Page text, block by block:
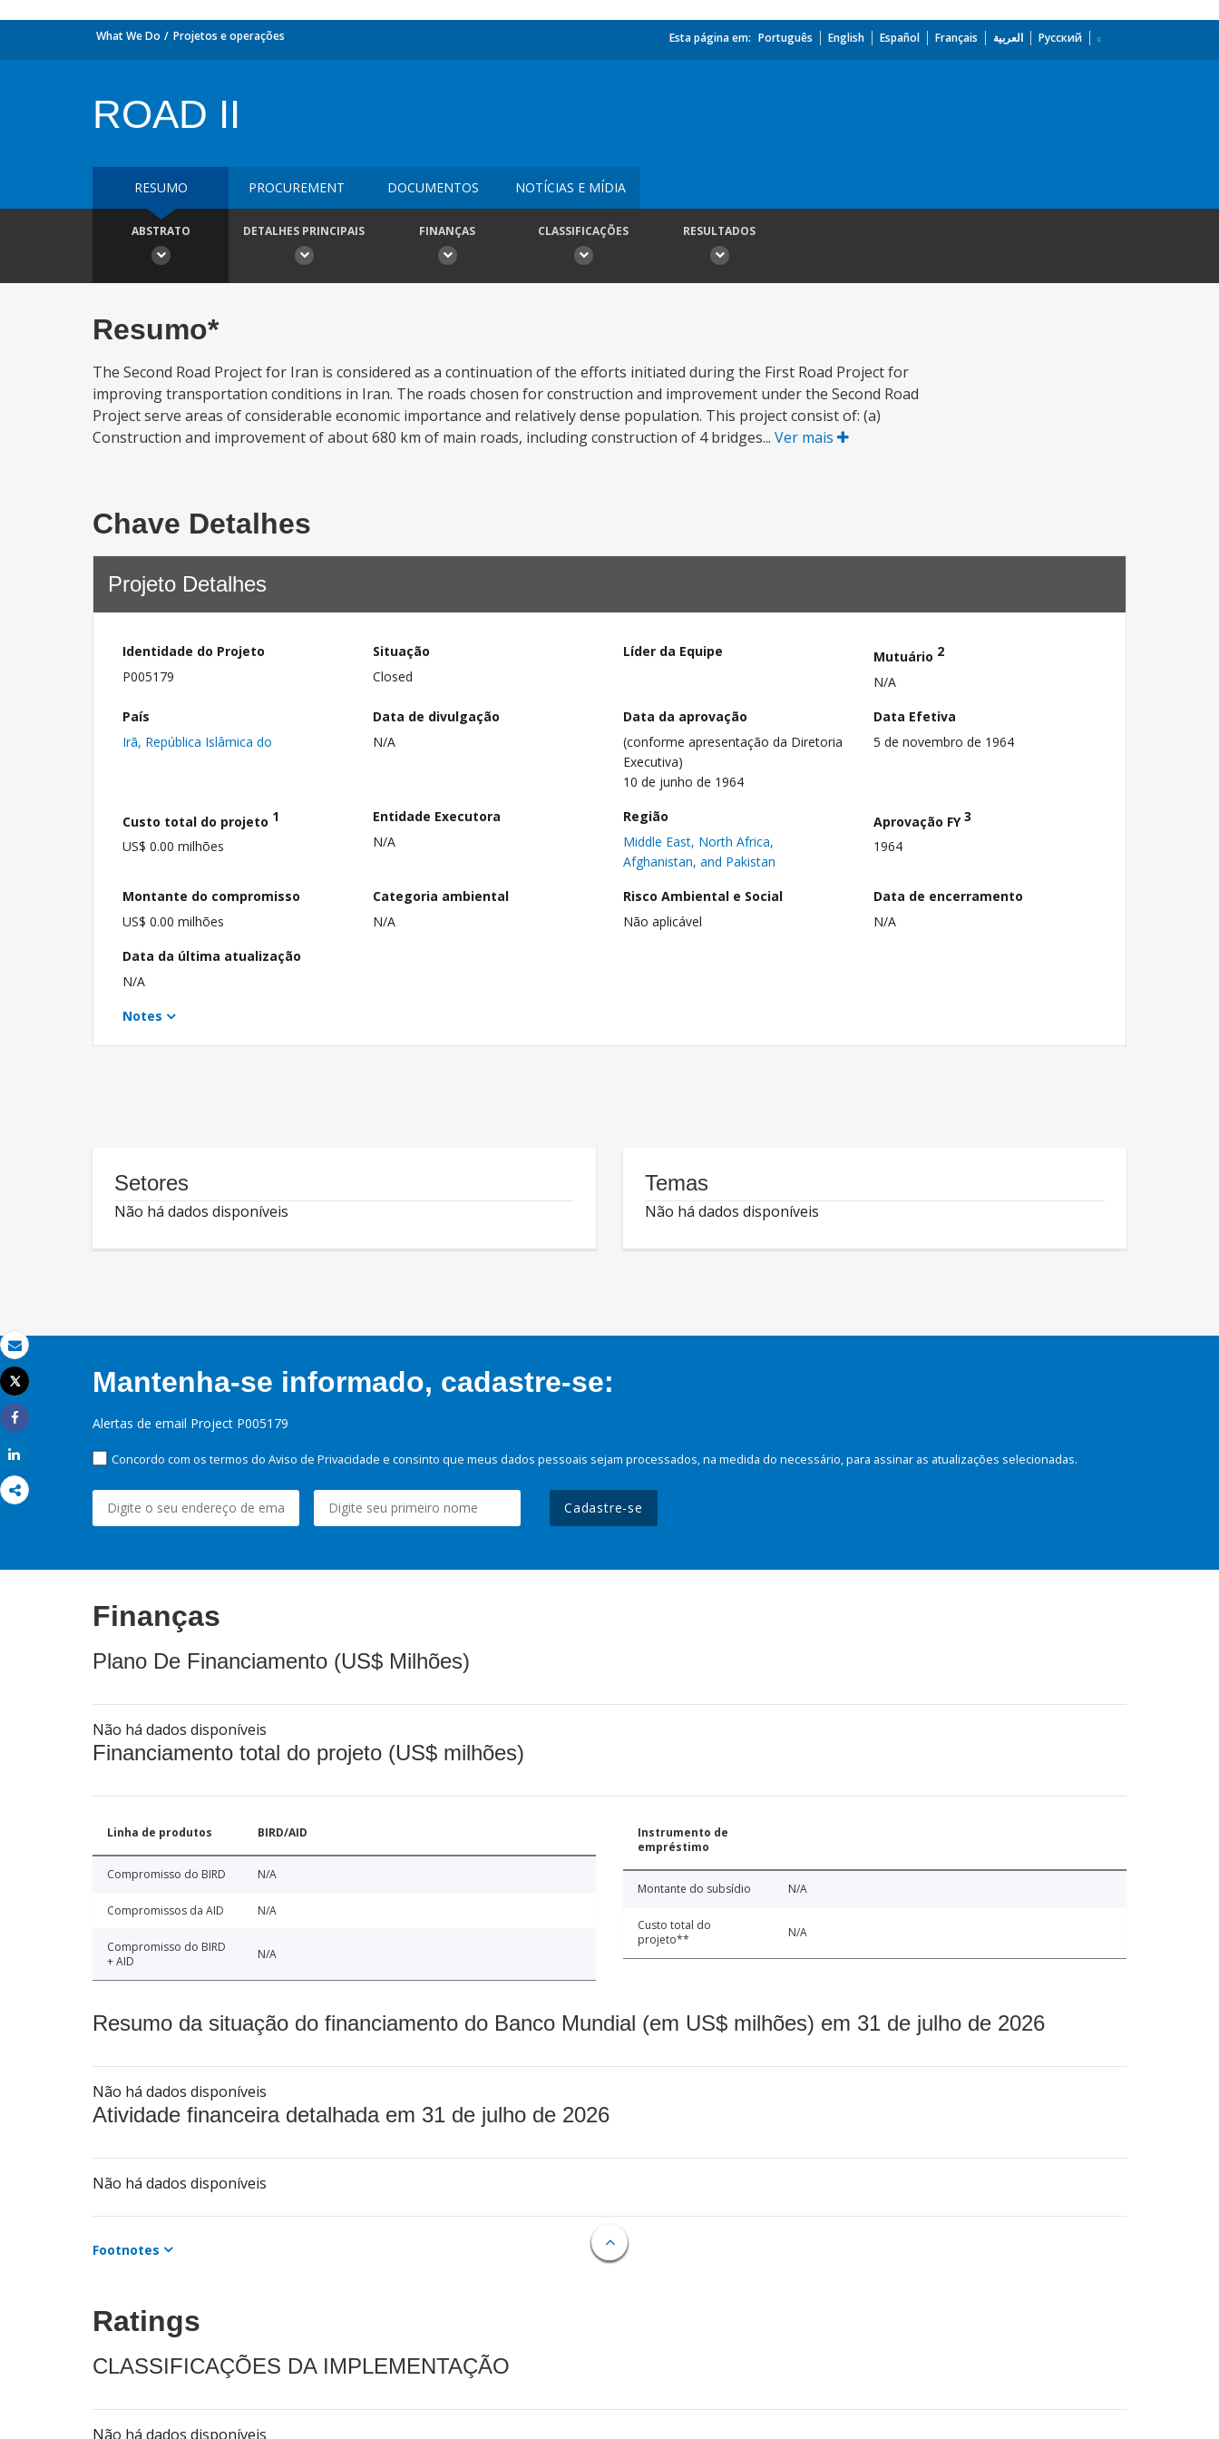
Email
Imprimir
Tweet
Share
What We Do Projetos e operações Esta página em: Português English Español Français العربية Русский
ROAD II
RESUMO PROCUREMENT DOCUMENTOS NOTÍCIAS E MÍDIA
ABSTRATO DETALHES PRINCIPAIS FINANÇAS CLASSIFICAÇÕES RESULTADOS
Resumo*
The Second Road Project for Iran is considered as a continuation of the efforts initiated during the First Road Project for
improving transportation conditions in Iran. The roads chosen for construction and improvement under the Second Road
Project serve areas of considerable economic importance and relatively dense population. This project consist of: (a)
Construction and improvement of about 680 km of main roads, including construction of 4 bridges... Ver mais
Chave Detalhes
Projeto Detalhes
Identidade do Projeto
P005179
Situação
Closed
Líder da Equipe Mutuário 2
N/A
País
Irã, República Islâmica do
Data de divulgação
N/A
Data da aprovação
(conforme apresentação da Diretoria
Executiva)
10 de junho de 1964
Data Efetiva
5 de novembro de 1964
Custo total do projeto 1
US$ 0.00 milhões
Entidade Executora
N/A
Região
Middle East, North Africa,
Afghanistan, and Pakistan
Aprovação FY3
1964
Montante do compromisso
US$ 0.00 milhões
Categoria ambiental
N/A
Risco Ambiental e Social
Não aplicável
Data de encerramento
N/A
Data da última atualização
N/A
Notes
Setores
Não há dados disponíveis
Temas
Não há dados disponíveis
Mantenha-se informado, cadastre-se:
Alertas de email Project P005179
Concordo com os termos do Aviso de Privacidade e consinto que meus dados pessoais sejam processados, na medida do necessário, para assinar as atualizações selecionadas.
Cadastre-se
Finanças
Plano De Financiamento (US$ Milhões)
Não há dados disponíveis
Financiamento total do projeto (US$ milhões)
Linha de produtos BIRD/AID
Compromisso do BIRD N/A
Compromissos da AID N/A
Compromisso do BIRD
+ AID
N/A
Instrumento de
empréstimo
Montante do subsídio N/A
Custo total do
projeto**
N/A
Resumo da situação do financiamento do Banco Mundial (em US$ milhões) em 31 de julho de 2026
Não há dados disponíveis
Atividade financeira detalhada em 31 de julho de 2026
Não há dados disponíveis
Footnotes
Ratings
CLASSIFICAÇÕES DA IMPLEMENTAÇÃO
Não há dados disponíveis